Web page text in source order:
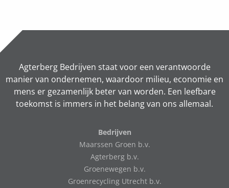
Agterberg Bedrijven staat voor een verantwoorde
manier van ondernemen, waardoor milieu, economie en
mens er gezamenlijk beter van worden. Een leefbare
toekomst is immers in het belang van ons allemaal.
Bedrijven
Maarssen Groen b.v.
Agterberg b.v.
Groenewegen b.v.
Groenrecycling Utrecht b.v.